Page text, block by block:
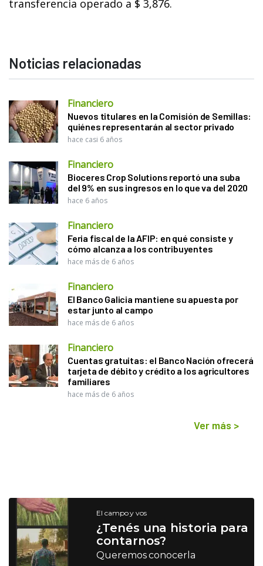
transferencia operado a $ 3,876.
Noticias relacionadas
Financiero
Nuevos titulares en la Comisión de Semillas:
quiénes representarán al sector privado
hace casi 6 años
Financiero
Bioceres Crop Solutions reportó una suba
del 9% en sus ingresos en lo que va del 2020
hace 6 años
Financiero
Feria fiscal de la AFIP: en qué consiste y
cómo alcanza a los contribuyentes
hace más de 6 años
Financiero
El Banco Galicia mantiene su apuesta por
estar junto al campo
hace más de 6 años
Financiero
Cuentas gratuitas: el Banco Nación ofrecerá
tarjeta de débito y crédito a los agricultores
familiares
hace más de 6 años
Ver más >
El campo y vos
¿Tenés una historia para
contarnos?
Queremos conocerla